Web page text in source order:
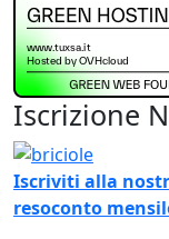
Iscrizione
Immagine
Iscriviti alla
resoconto